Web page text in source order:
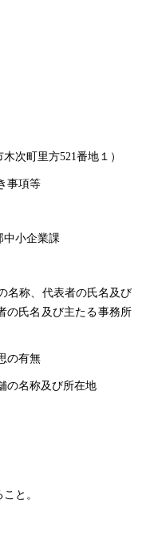
次町里方521番地１）
事項等
中小企業課
名称、代表者の氏名及び
の氏名及び主たる事務所
の有無
の名称及び所在地
と。